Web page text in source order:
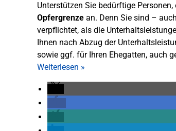
Unterstützen Sie bedürftige
Opfergrenze an. Denn Sie sind –
verpflichtet, als die
Ihnen nach Abzug der
sowie ggf. für Ihren Ehegatten, auch
Weiterlesen »